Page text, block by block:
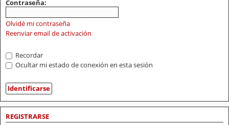
Contraseña:
Olvidé mi contraseña
Reenviar email de activación
Recordar
Ocultar mi estado de conexión en esta sesión
REGISTRARSE